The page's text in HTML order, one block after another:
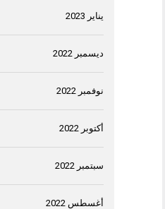
يناير 2023
ديسمبر 2022
نوفمبر 2022
أكتوبر 2022
سبتمبر 2022
أغسطس 2022